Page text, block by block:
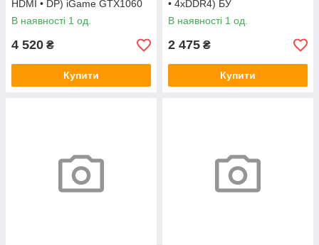
HDMI • DP) iGame GTX1060
Vulcan U 3G БУ
В наявності 1 од.
4 520 ₴
Купити
• 4xDDR4) БУ
В наявності 1 од.
2 475 ₴
Купити